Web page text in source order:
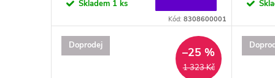
Skladem 1 ks
Kód:8308600001
Doprodej
1 323 Kč
–25 %